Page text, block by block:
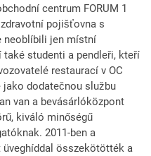
centrum FORUM 1
pojišťovna s
neoblíbili jen místní
studenti a pendleři, kteří
restaurací v OC
jako dodatečnou službu
van a bevásárlóközpont
kiváló minőségű
2011-ben a
összekötötték a